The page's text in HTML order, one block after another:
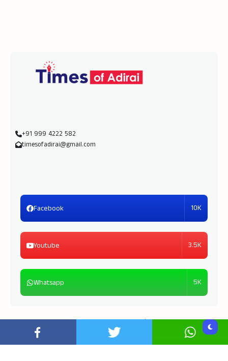
+91 999 4222 582
timesofadirai@gmail.com
Facebook 10K
Youtube 3.5K
Whatsapp 5K
Copyright © 2026Times of Adirai| Powered byTOA
Media Unit